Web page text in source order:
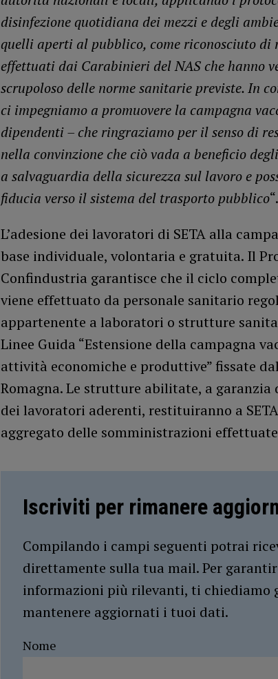
disinfezione quotidiana dei mezzi e degli
quelli aperti al pubblico, come riconosciuto di
effettuati dai Carabinieri del NAS che hanno
scrupoloso delle norme sanitarie previste. In
ci impegniamo a promuovere la campagna
dipendenti – che ringraziamo per il senso di
nella convinzione che ciò vada a beneficio
a salvaguardia della sicurezza sul lavoro e
fiducia verso il sistema del trasporto pubblico“.
L’adesione dei lavoratori di SETA alla
base individuale, volontaria e gratuita. Il
Confindustria garantisce che il ciclo
viene effettuato da personale sanitario
appartenente a laboratori o strutture
Linee Guida “Estensione della campagna
attività economiche e produttive” fissate
Romagna. Le strutture abilitate, a
dei lavoratori aderenti, restituiranno a
aggregato delle somministrazioni
Iscriviti per rimanere
Compilando i campi seguenti potrai
direttamente sulla tua mail. Per
informazioni più rilevanti, ti chiediamo
mantenere aggiornati i tuoi dati.
Nome